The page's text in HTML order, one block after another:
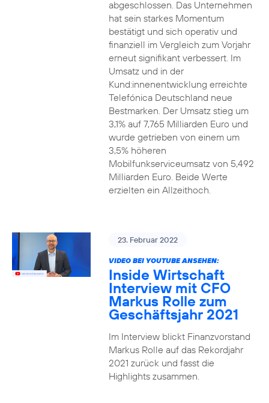
abgeschlossen. Das Unternehmen
hat sein starkes Momentum
bestätigt und sich operativ und
finanziell im Vergleich zum Vorjahr
erneut signifikant verbessert. Im
Umsatz und in der
Kund:innenentwicklung erreichte
Telefónica Deutschland neue
Bestmarken. Der Umsatz stieg um
3,1% auf 7,765 Milliarden Euro und
wurde getrieben von einem um
3,5% höheren
Mobilfunkserviceumsatz von 5,492
Milliarden Euro. Beide Werte
erzielten ein Allzeithoch.
23. Februar 2022
VIDEO BEI YOUTUBE ANSEHEN:
Inside Wirtschaft
Interview mit CFO
Markus Rolle zum
Geschäftsjahr 2021
Im Interview blickt Finanzvorstand
Markus Rolle auf das Rekordjahr
2021 zurück und fasst die
Highlights zusammen.